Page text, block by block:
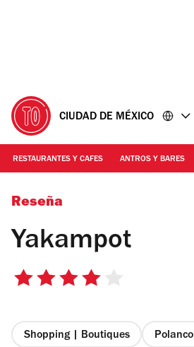
CIUDAD DE MÉXICO
RESTAURANTES Y CAFES ANTROS Y BARES
Foto: Manuel Castillo
Reseña
Yakampot
4
estrellas
Shopping | Boutiques Polanco